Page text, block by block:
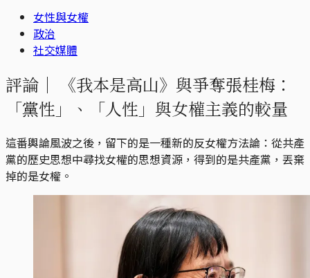
女性與女權
政治
社交媒體
評論｜
《我本是高山》與爭奪張桂梅：
「黨性」、「人性」與女權主義的較量
這番輿論風波之後，留下的是一種新的反女權方法論：從共產
黨的歷史思想中尋找女權的思想資源，得到的是共產黨，丟棄
掉的是女權。